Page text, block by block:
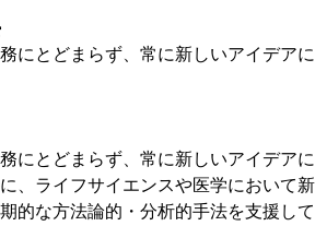
にとどまらず、常に新しいアイデアに
にとどまらず、常に新しいアイデアに
、ライフサイエンスや医学において新
的な方法論的・分析的手法を支援して